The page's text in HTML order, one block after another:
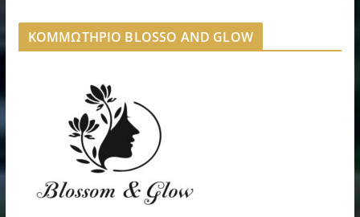
ΚΟΜΜΩΤΗΡΙΟ BLOSSO AND GLOW